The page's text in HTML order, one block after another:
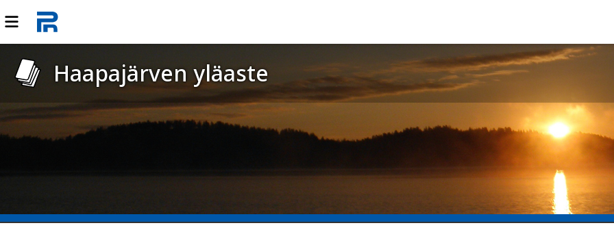
Haapajärven yläaste